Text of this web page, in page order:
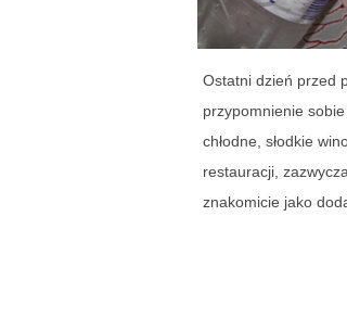
Ostatni dzień przed
przypomnienie
chłodne, słodkie
restauracji,
znakomicie jako